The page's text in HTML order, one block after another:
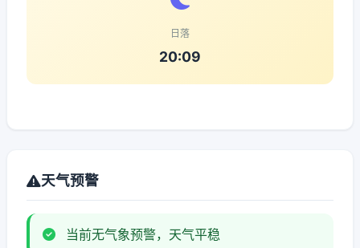
日落
20:09
天气预警
当前无气象预警，天气平稳